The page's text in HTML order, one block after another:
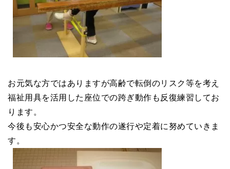
お元気な方ではありますが高齢で転倒のリスク等を考え
福祉用具を活用した座位での跨ぎ動作も反復練習してお
ります。
今後も安心かつ安全な動作の遂行や定着に努めていきま
す。